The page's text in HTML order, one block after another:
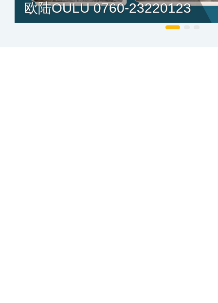
欧陆OULU 0760-23220123